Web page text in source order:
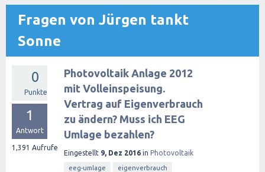
Fragen von Jürgen tankt
Sonne
0
Punkte
1
Antwort
1,391 Aufrufe
Photovoltaik Anlage 2012
mit Volleinspeisung.
Vertrag auf Eigenverbrauch
zu ändern? Muss ich EEG
Umlage bezahlen?
Eingestellt 9, Dez 2016 in Photovoltaik
eeg-umlage
eigenverbrauch